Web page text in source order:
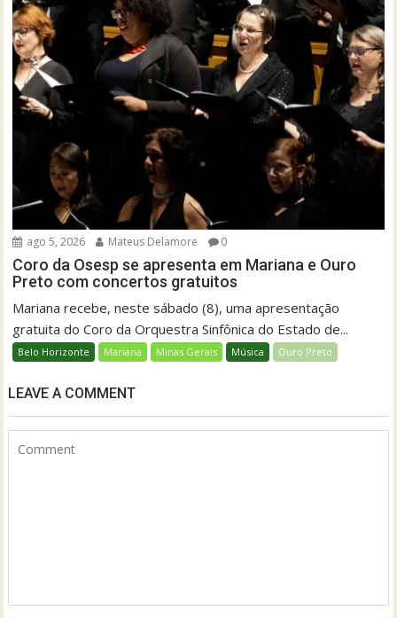
ago 5, 2026 Mateus Delamore 0
Coro da Osesp se apresenta em Mariana e Ouro
Preto com concertos gratuitos
Mariana recebe, neste sábado (8), uma apresentação
gratuita do Coro da Orquestra Sinfônica do Estado de...
Belo Horizonte Mariana Minas Gerais Música Ouro Preto
LEAVE A COMMENT